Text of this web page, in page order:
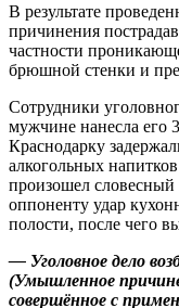
В результате
причинения
частности
брюшной стенки и
Сотрудники
мужчине нанесла его
Краснодарку
алкогольных
произошел словесный
оппоненту удар
полости, после чего
— Уголовное дело
(Умышленное
совершённое с